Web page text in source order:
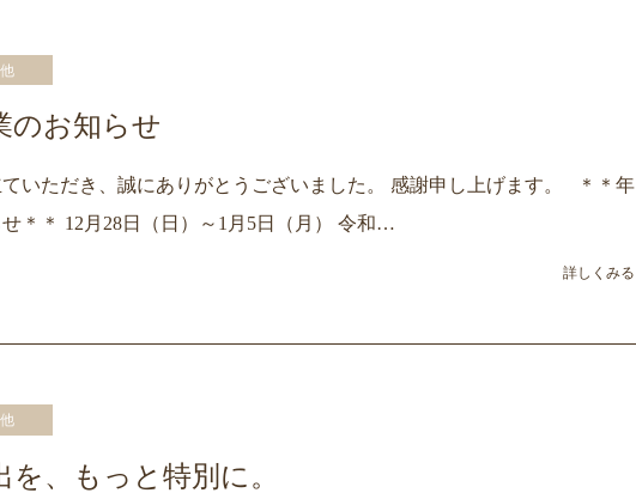
のお知らせ
いただき、誠にありがとうございました。 感謝申し上げます。 ＊＊年
＊＊ 12月28日（日）～1月5日（月） 令和…
詳しくみる
、もっと特別に。